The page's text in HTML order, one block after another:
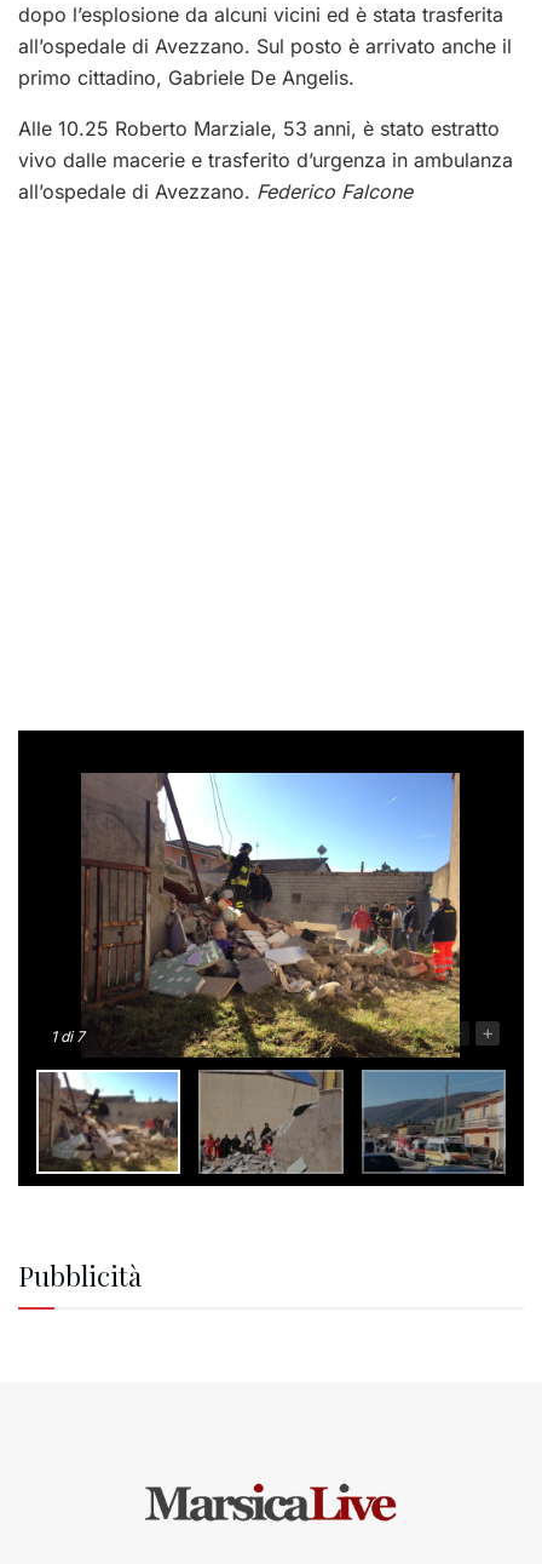
dopo l’esplosione da alcuni vicini ed è stata trasferita
all’ospedale di Avezzano. Sul posto è arrivato anche il
primo cittadino, Gabriele De Angelis.
Alle 10.25 Roberto Marziale, 53 anni, è stato estratto
vivo dalle macerie e trasferito d’urgenza in ambulanza
all’ospedale di Avezzano. Federico Falcone
1di 7 - +
Pubblicità